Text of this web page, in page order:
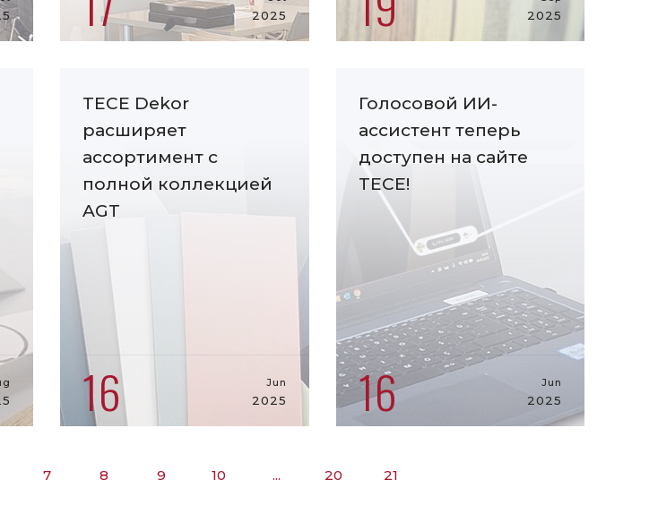
2025 2025
TECE Dekor
расширяет
ассортимент с
полной коллекцией
AGT
16 Jun
2025
Голосовой ИИ-
ассистент теперь
доступен на сайте
TECE!
16 Jun
2025
7 8 9 10 ... 20 21